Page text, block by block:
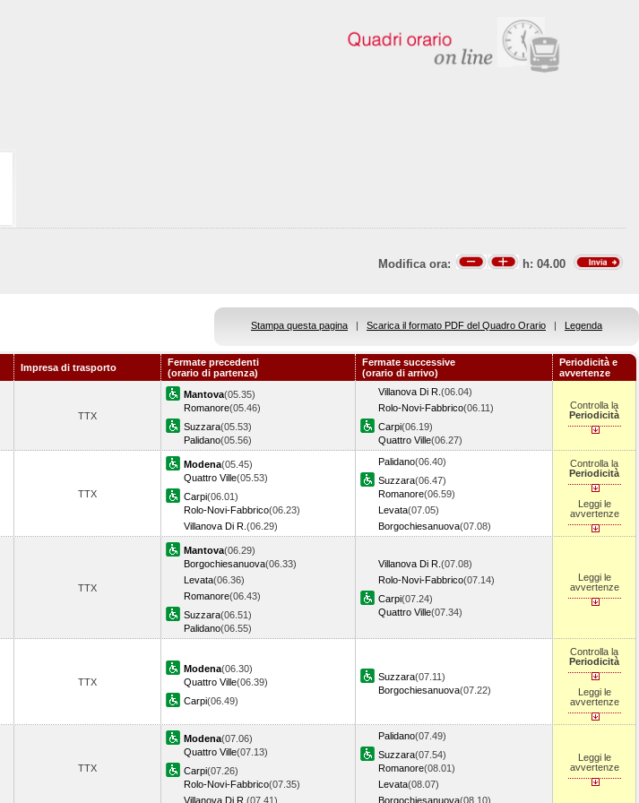
Modifica ora: h: 04.00
Stampa questa pagina | Scarica il formato PDF del Quadro Orario | Legenda
Impresa di trasporto
Fermate precedenti
(orario di partenza)
Fermate successive
(orario di arrivo)
Periodicità e
avvertenze
TTX
Mantova(05.35)
Romanore(05.46)
Suzzara(05.53)
Palidano(05.56)
Villanova Di R. (06.04)
Rolo-Novi-Fabbrico(06.11)
Carpi(06.19)
Quattro Ville(06.27)
Controlla la
Periodicità
TTX
Modena(05.45)
Quattro Ville(05.53)
Carpi(06.01)
Rolo-Novi-Fabbrico(06.23)
Villanova Di R. (06.29)
Palidano(06.40)
Suzzara(06.47)
Romanore(06.59)
Levata(07.05)
Borgochiesanuova(07.08)
Controlla la
Periodicità
Leggi le
avvertenze
TTX
Mantova(06.29)
Borgochiesanuova(06.33)
Levata(06.36)
Romanore(06.43)
Suzzara(06.51)
Palidano(06.55)
Villanova Di R. (07.08)
Rolo-Novi-Fabbrico(07.14)
Carpi(07.24)
Quattro Ville(07.34)
Leggi le
avvertenze
TTX
Modena(06.30)
Quattro Ville(06.39)
Carpi(06.49)
Suzzara(07.11)
Borgochiesanuova(07.22)
Controlla la
Periodicità
Leggi le
avvertenze
TTX
Modena(07.06)
Quattro Ville(07.13)
Carpi(07.26)
Rolo-Novi-Fabbrico(07.35)
Villanova Di R. (07.41)
Palidano(07.49)
Suzzara(07.54)
Romanore(08.01)
Levata(08.07)
Borgochiesanuova(08.10)
Leggi le
avvertenze